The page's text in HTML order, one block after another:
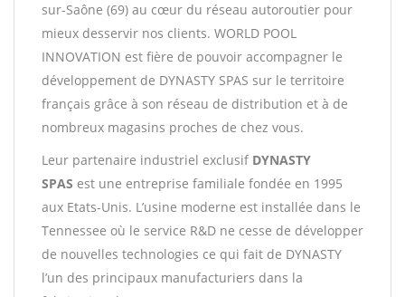
sur-Saône (69) au cœur du réseau autoroutier pour
mieux desservir nos clients. WORLD POOL
INNOVATION est fière de pouvoir accompagner le
développement de DYNASTY SPAS sur le territoire
français grâce à son réseau de distribution et à de
nombreux magasins proches de chez vous.
Leur partenaire industriel exclusif DYNASTY
SPAS est une entreprise familiale fondée en 1995
aux Etats-Unis. L’usine moderne est installée dans le
Tennessee où le service R&D ne cesse de développer
de nouvelles technologies ce qui fait de DYNASTY
l’un des principaux manufacturiers dans la